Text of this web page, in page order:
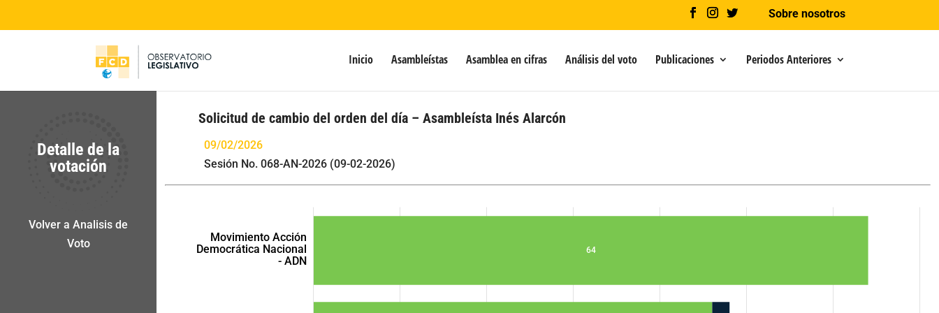
Sobre nosotros
Inicio Asambleístas Asamblea en cifras Análisis del voto Publicaciones Periodos Anteriores
Detalle de la
votación
Volver a Analisis de
Voto
Solicitud de cambio del orden del día – Asambleísta Inés Alarcón
09/02/2026
Sesión No. 068-AN-2026 (09-02-2026)
64
Movimiento Acción
Democrática Nacional
- ADN